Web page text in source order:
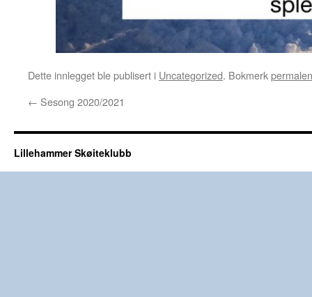
Dette innlegget ble publisert i Uncategorized. Bokmerk
← Sesong 2020/2021
Lillehammer Skøiteklubb